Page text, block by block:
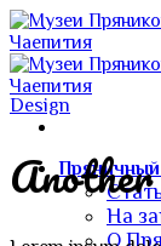
Skip
to
content
На
О
Design